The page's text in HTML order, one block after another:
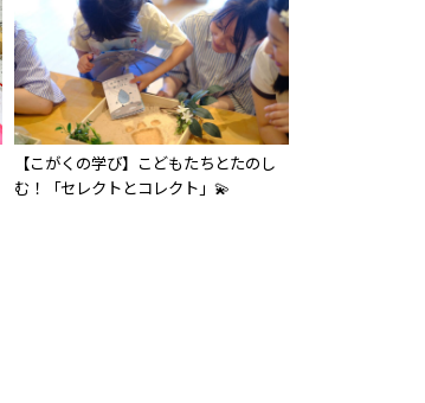
【こがくの学び】こどもたちとたのし
む！「セレクトとコレクト」💫